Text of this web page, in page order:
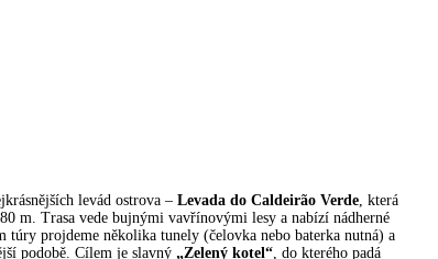
levád ostrova – Levada do Caldeirão Verde, která
m. Trasa vede bujnými vavřínovými lesy a nabízí nádherné
túry projdeme několika tunely (čelovka nebo baterka nutná) a
podobě. Cílem je slavný „Zelený kotel“, do kterého padá